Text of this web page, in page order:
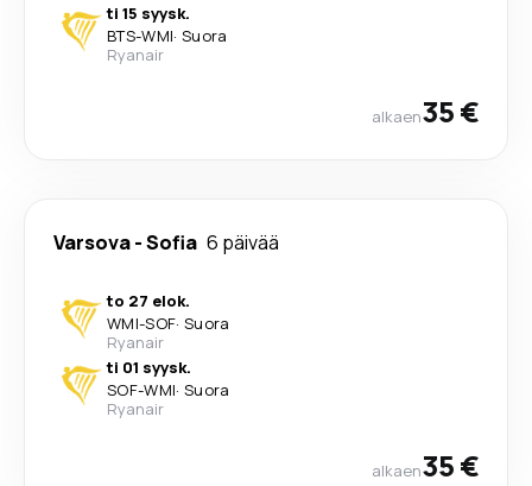
ti 15 syysk.
BTS-WMI· Suora
Ryanair
alkaen35 €
Varsova-Sofia 6 päivää
to 27 elok.
WMI-SOF· Suora
Ryanair
ti 01 syysk.
SOF-WMI· Suora
Ryanair
alkaen35 €